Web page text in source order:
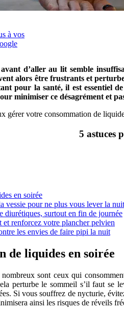
à vos
d’aller au lit semble
alors être frustrants et
pour la santé, il est essentiel
minimiser ce désagrément et
gérer votre consommation de
5 astuces
en soirée
vessie pour ne plus vous lever la
diurétiques, surtout en fin de journée
et renforcez votre plancher pelvien
les envies de faire pipi la nuit
de liquides en soirée
sont ceux qui
perturbe le sommeil s’il faut se
Si vous souffrez de nycturie,
ainsi les risques de réveils